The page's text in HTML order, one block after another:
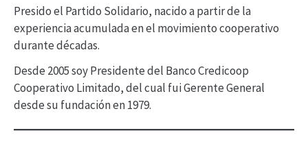
e
v
d
e
o
Presido el Partido Solidario, nacido a partir de la
experiencia acumulada en el movimiento cooperativo
durante décadas.
Desde 2005 soy Presidente del Banco Credicoop
Cooperativo Limitado, del cual fui Gerente General
desde su fundación en 1979.